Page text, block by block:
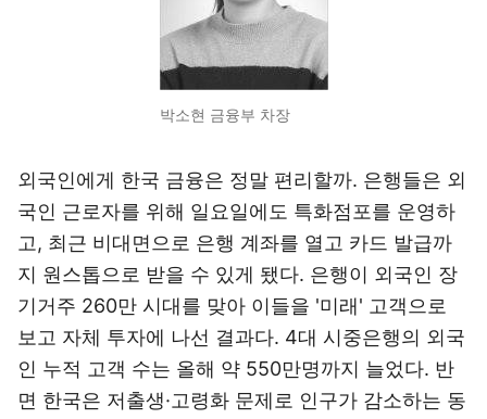
박소현 금융부 차장
외국인에게 한국 금융은 정말 편리할까. 은행들은 외
국인 근로자를 위해 일요일에도 특화점포를 운영하
고, 최근 비대면으로 은행 계좌를 열고 카드 발급까
지 원스톱으로 받을 수 있게 됐다. 은행이 외국인 장
기거주 260만 시대를 맞아 이들을 '미래' 고객으로
보고 자체 투자에 나선 결과다. 4대 시중은행의 외국
인 누적 고객 수는 올해 약 550만명까지 늘었다. 반
면 한국은 저출생·고령화 문제로 인구가 감소하는 동